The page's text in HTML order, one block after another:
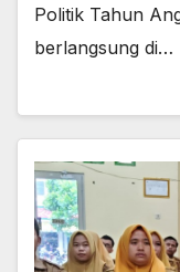
Politik Tahun
berlangsung di…